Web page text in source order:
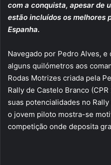
com a conquista, apesar de
estão incluídos os melhores
Espanha.
Navegado por Pedro Alves,
alguns quilómetros aos
Rodas Motrizes criada pela
Rally de Castelo Branco
suas potencialidades no Rally
o jovem piloto mostra-se
competição onde deposita